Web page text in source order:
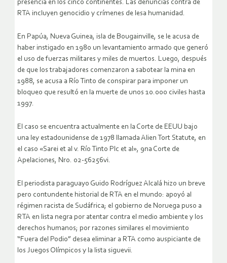
presencia en los cinco continentes. Las denuncias contra de
RTA incluyen genocidio y crímenes de lesa humanidad.
En Papúa, Nueva Guinea, isla de Bougainville, se le acusa de
haber instigado en 1980 un levantamiento armado que generó
el uso de fuerzas militares y miles de muertos. Luego, después
de que los trabajadores comenzaron a sabotear la mina en
1988, se acusa a Río Tinto de conspirar para imponer un
bloqueo que resultó en la muerte de unos 10.000 civiles hasta
1997.
El caso se encuentra actualmente en la Corte de EEUU bajo
una ley estadounidense de 1978 llamada Alien Tort Statute, en
el caso «Sarei et al v. Río Tinto Plc et al», 9na Corte de
Apelaciones, Nro. 02-56256vi.
El periodista paraguayo Guido Rodríguez Alcalá hizo un breve
pero contundente historial de RTA en el mundo: apoyó al
régimen racista de Sudáfrica; el gobierno de Noruega puso a
RTA en lista negra por atentar contra el medio ambiente y los
derechos humanos; por razones similares el movimiento
“Fuera del Podio” desea eliminar a RTA como auspiciante de
los Juegos Olímpicos y la lista siguevii.